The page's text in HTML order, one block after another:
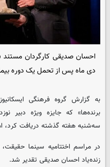
احسان صدیقی کارگردان مستند
دی ماه پس از تحمل یک دوره بیماری در ۴۴
به گزارش گروه فرهنگیایسکانیوز
برنده‌ها» که جایزه ویژه دبیر
سه‌شنبه هفته گذشته دریافت کرد،
در مراسم اختتامیه سینما
زنده‌یاد احسان صدیقی تقدیر شد.